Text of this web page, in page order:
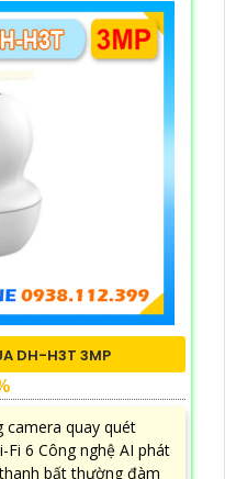
DH-H3T 3MP
camera quay quét
Fi 6 Công nghệ AI phát
bất thường đàm